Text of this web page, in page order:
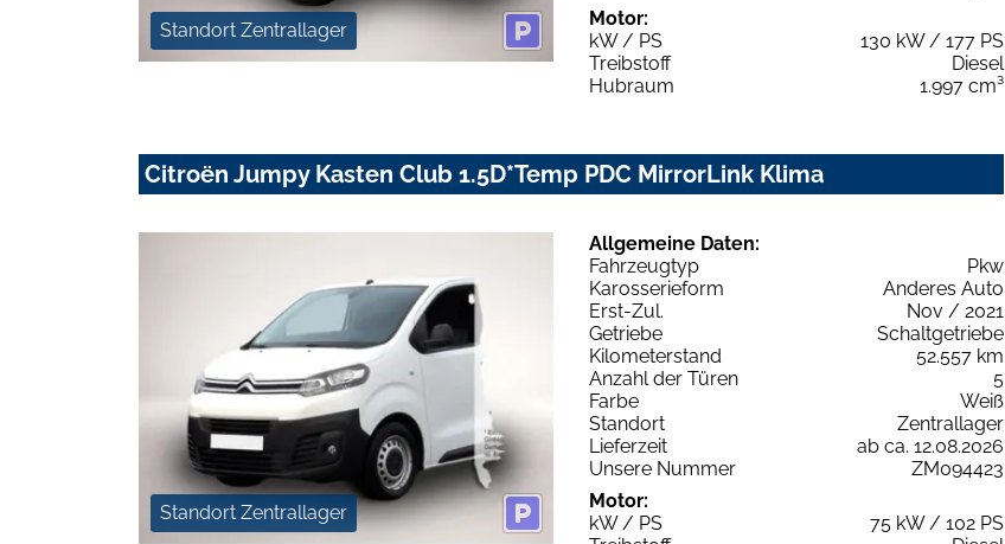
Standort Zentrallager
Motor:
kW / PS
130 kW / 177 PS
Treibstoff
Diesel
Hubraum
1.997 cm³
Citroën Jumpy Kasten Club 1.5D*Temp PDC MirrorLink Klima
Standort Zentrallager
Allgemeine Daten:
Fahrzeugtyp
Pkw
Karosserieform
Anderes Auto
Erst-Zul.
Nov / 2021
Getriebe
Schaltgetriebe
Kilometerstand
52.557 km
Anzahl der Türen
5
Farbe
Weiß
Standort
Zentrallager
Lieferzeit
ab ca. 12.08.2026
Unsere Nummer
ZM094423
Motor:
kW / PS
75 kW / 102 PS